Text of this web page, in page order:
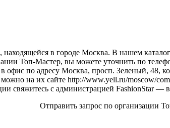
, находящейся в городе Москва. В нашем
Топ-Мастер, вы можете уточнить по
офис по адресу Москва, просп. Зеленый, 48,
на их сайте http://www.yell.ru/moscow/
свяжитесь с администрацией FashionStar —
Отправить запрос по организации